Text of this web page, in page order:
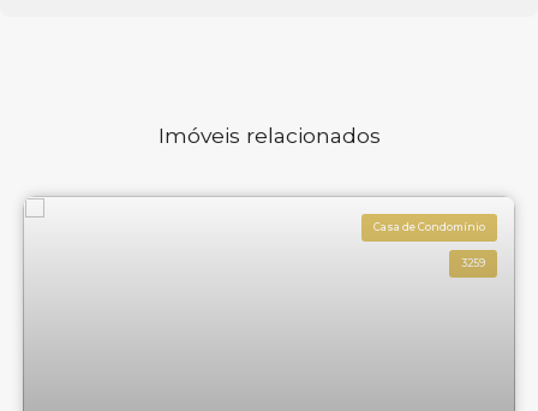
Imóveis relacionados
Casa de Condomínio
3259